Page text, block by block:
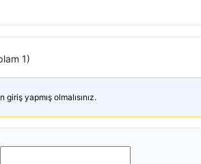
1)
yapmış olmalısınız.